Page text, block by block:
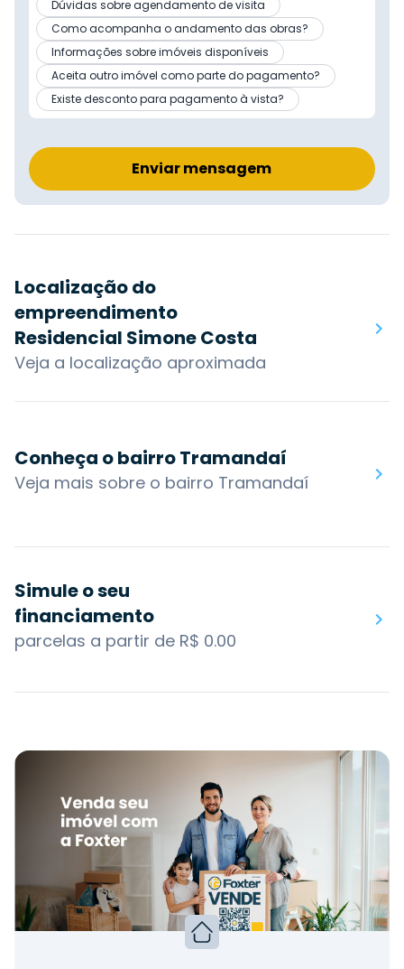
Dúvidas sobre agendamento de visita
Como acompanha o andamento das obras?
Informações sobre imóveis disponíveis
Aceita outro imóvel como parte do pagamento?
Existe desconto para pagamento à vista?
Enviar mensagem
Localização do
empreendimento
Residencial Simone Costa
Veja a localização aproximada
Conheça o bairro Tramandaí
Veja mais sobre o bairro Tramandaí
Simule o seu
financiamento
parcelas a partir de R$ 0.00